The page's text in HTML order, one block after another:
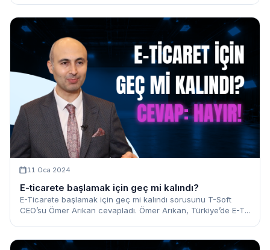
11 Oca 2024
E-ticarete başlamak için geç mi kalındı?
E-Ticarete başlamak için geç mi kalındı sorusunu T-Soft
CEO’su Ömer Arıkan cevapladı. Ömer Arıkan, Türkiye’de E-T...